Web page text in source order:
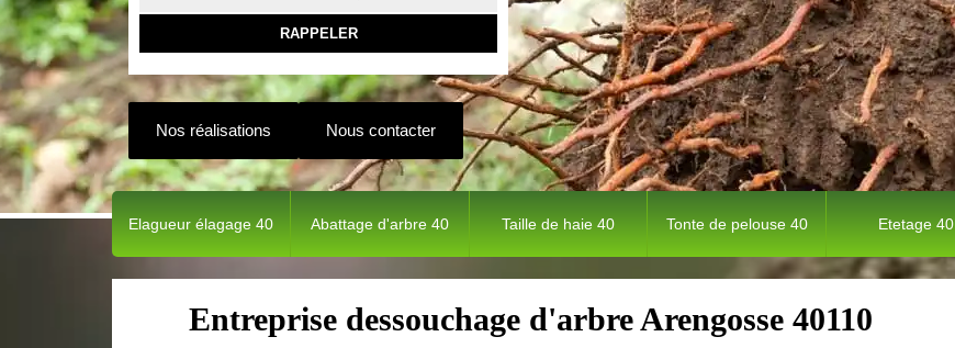
Nos réalisations Nous contacter
Elagueur élagage 40 Abattage d'arbre 40 Taille de haie 40 Tonte de pelouse 40 Etetage 40
Entreprise dessouchage d'arbre Arengosse 40110